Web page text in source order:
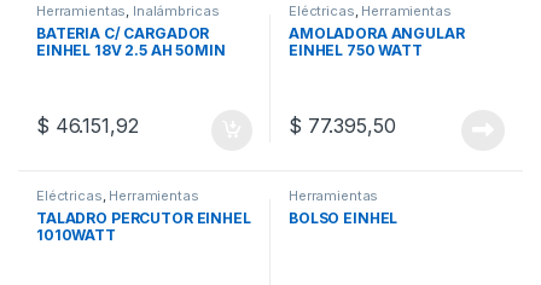
Herramientas, Inalámbricas
BATERIA C/ CARGADOR
EINHEL 18V 2.5 AH 50MIN
$ 46.151,92
Eléctricas, Herramientas
AMOLADORA ANGULAR
EINHEL 750 WATT
$ 77.395,50
Eléctricas, Herramientas
TALADRO PERCUTOR EINHEL
1010WATT
Herramientas
BOLSO EINHEL